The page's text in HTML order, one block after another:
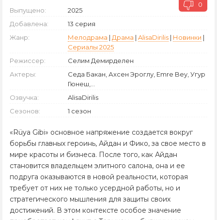
0
Выпущено:
2025
Добавлена:
13 серия
Жанр:
Мелодрама | Драма | AlisaDirilis | Новинки |
Сериалы 2025
Режиссер:
Селим Демирделен
Актеры:
Седа Бакан, Ахсен Эроглу, Emre Bey, Угур
Гюнеш,...
Озвучка:
AlisaDirilis
Сезонов:
1 сезон
«Rüya Gibi» основное напряжение создается вокруг
борьбы главных героинь, Айдан и Фико, за свое место в
мире красоты и бизнеса. После того, как Айдан
становится владельцем элитного салона, она и ее
подруга оказываются в новой реальности, которая
требует от них не только усердной работы, но и
стратегического мышления для защиты своих
достижений. В этом контексте особое значение